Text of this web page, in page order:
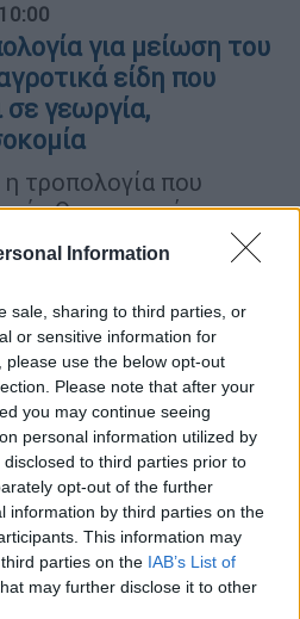
Information
sale, sharing to third parties, or
or sensitive information for
use the below opt-out
Please note that after your
you may continue seeing
personal information utilized by
to third parties prior to
opt-out of the further
information by third parties on the
This information may
parties on the IAB’s List of
may further disclose it to other
για μείωση του
είδη που
σε γεωργία,
τροπολογία που
Οικονομικών στη